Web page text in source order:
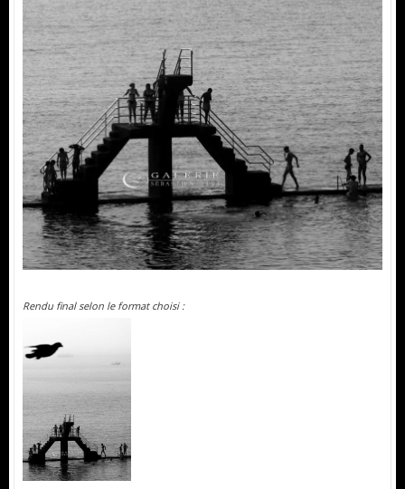
Rendu final selon le format choisi :